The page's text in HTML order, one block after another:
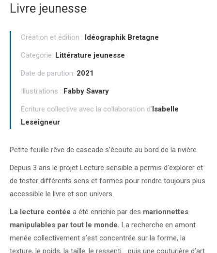
Livre jeunesse
Création et édition : Idéographik Bretagne
Categorie: Littérature jeunesse
Date de parution: 2021
Illustrations : Fabby Savary
Écriture collective avec la collaboration d’Isabelle
Leseigneur
Petite feuille rêve de cascade s’écoute au bord de la rivière.
Depuis 3 ans le projet Lecture sensible a permis d’explorer et
de tester différents sens et formes pour rendre toujours plus
accessible le livre et son univers.
La lecture contée a été enrichie par des marionnettes
manipulables par tout le monde. La recherche en amont
menée collectivement s’est concentrée sur la forme, la
texture, le poids, la taille, le ressenti… puis une couturière d’art